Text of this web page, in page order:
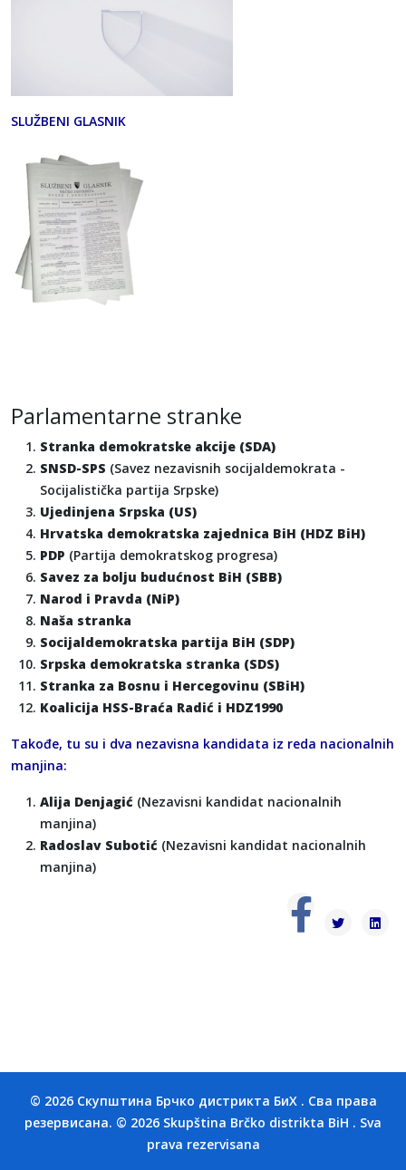
SLUŽBENI GLASNIK
Parlamentarne stranke
Stranka demokratske akcije (SDA)
SNSD-SPS (Savez nezavisnih socijaldemokrata -
Socijalistička partija Srpske)
Ujedinjena Srpska (US)
Hrvatska demokratska zajednica BiH (HDZ BiH)
PDP (Partija demokratskog progresa)
Savez za bolju budućnost BiH (SBB)
Narod i Pravda (NiP)
Naša stranka
Socijaldemokratska partija BiH (SDP)
Srpska demokratska stranka (SDS)
Stranka za Bosnu i Hercegovinu (SBiH)
Koalicija HSS-Braća Radić i HDZ1990
Takođe, tu su i dva nezavisna kandidata iz reda nacionalnih
manjina:
Alija Denjagić (Nezavisni kandidat nacionalnih
manjina)
Radoslav Subotić (Nezavisni kandidat nacionalnih
manjina)
© 2026 Скупштина Брчко дистрикта БиХ . Сва права
резервисана. © 2026 Skupština Brčko distrikta BiH . Sva
prava rezervisana